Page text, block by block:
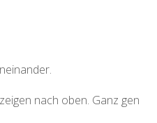
nach oben. Ganz gen